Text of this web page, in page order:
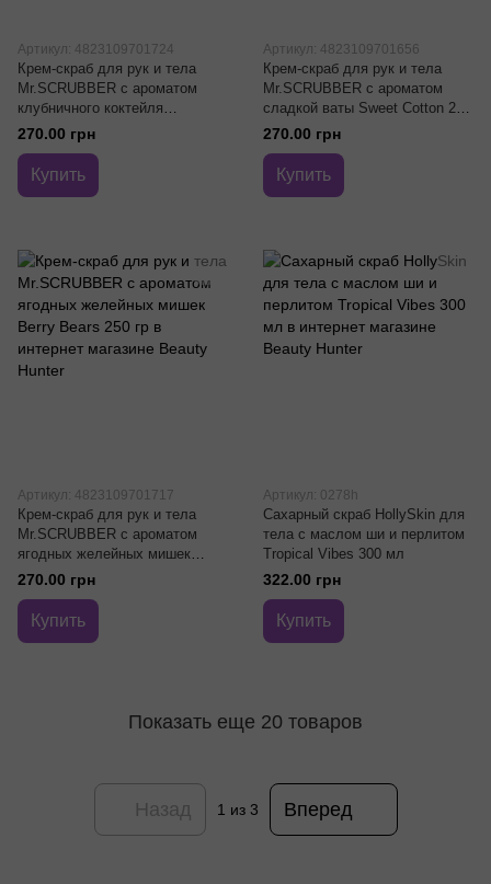
Артикул: 4823109701724
Крем-скраб для рук и тела
Mr.SCRUBBER с ароматом
клубничного коктейля
Strawberry Milkshake 250 гр
270.00 грн
Купить
Артикул: 4823109701656
Крем-скраб для рук и тела
Mr.SCRUBBER с ароматом
сладкой ваты Sweet Cotton 250
гр
270.00 грн
Купить
Артикул: 4823109701717
Крем-скраб для рук и тела
Mr.SCRUBBER с ароматом
ягодных желейных мишек
Berry Bears 250 гр
270.00 грн
Купить
Артикул: 0278h
Сахарный скраб HollySkin для
тела с маслом ши и перлитом
Tropical Vibes 300 мл
322.00 грн
Купить
Показать еще 20 товаров
Назад 1 из 3 Вперед